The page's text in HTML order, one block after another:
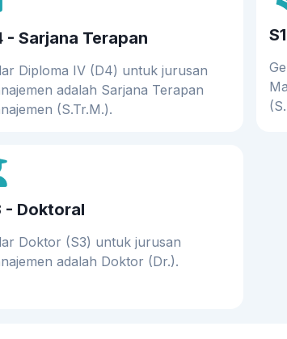
- Sarjana Terapan
Diploma IV (D4) untuk jurusan
adalah Sarjana Terapan
(S.Tr.M.).
- Doktoral
Doktor (S3) untuk jurusan
adalah Doktor (Dr.).